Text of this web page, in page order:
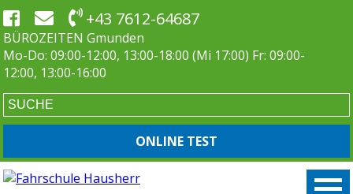
+43 7612-64687
BÜROZEITEN Gmunden
Mo-Do: 09:00-12:00, 13:00-18:00 (Mi 17:00) Fr: 09:00-
12:00, 13:00-16:00
ONLINE TEST